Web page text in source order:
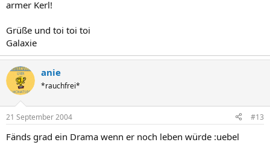
armer Kerl!
Grüße und toi toi toi
Galaxie
anie
*rauchfrei*
21 September 2004 #13
Fänds grad ein Drama wenn er noch leben würde :uebel